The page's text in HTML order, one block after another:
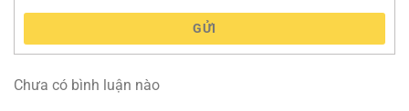
GỬI
Chưa có bình luận nào